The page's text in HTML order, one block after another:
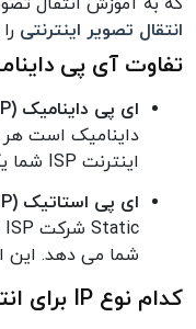
انتقال تصویر اینترنتی
تفاوت آی پی
ای پی داینامیک (Dynamic IP):
داینامیک است
اینترنت ISP شما یک IP متفاوت به شما میدهد.
ای پی استاتیک (Static IP):
شما می دهد. این
کدام نوع IP برای انتقال تصویر مناسب است؟